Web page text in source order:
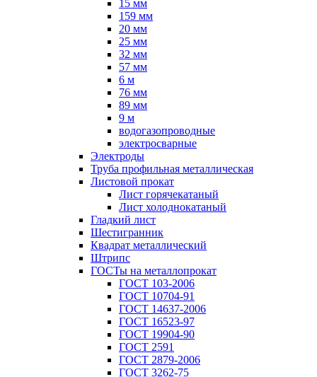
15 мм
159 мм
20 мм
25 мм
32 мм
57 мм
6 м
76 мм
89 мм
9 м
водогазопроводные
электросварные
Электроды
Труба профильная металлическая
Листовой прокат
Лист горячекатаный
Лист холоднокатаный
Гладкий лист
Шестигранник
Квадрат металлический
Штрипс
ГОСТы на металлопрокат
ГОСТ 103-2006
ГОСТ 10704-91
ГОСТ 14637-2006
ГОСТ 16523-97
ГОСТ 19904-90
ГОСТ 2591
ГОСТ 2879-2006
ГОСТ 3262-75